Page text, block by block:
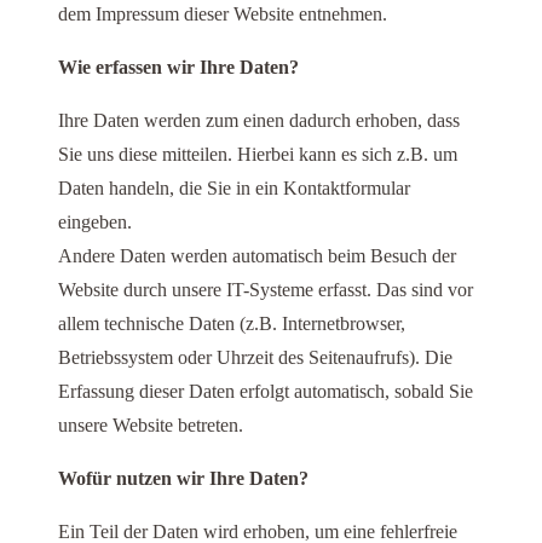
dem Impressum dieser Website entnehmen.
Wie erfassen wir Ihre Daten?
Ihre Daten werden zum einen dadurch erhoben, dass
Sie uns diese mitteilen. Hierbei kann es sich z.B. um
Daten handeln, die Sie in ein Kontaktformular
eingeben.
Andere Daten werden automatisch beim Besuch der
Website durch unsere IT-Systeme erfasst. Das sind vor
allem technische Daten (z.B. Internetbrowser,
Betriebssystem oder Uhrzeit des Seitenaufrufs). Die
Erfassung dieser Daten erfolgt automatisch, sobald Sie
unsere Website betreten.
Wofür nutzen wir Ihre Daten?
Ein Teil der Daten wird erhoben, um eine fehlerfreie